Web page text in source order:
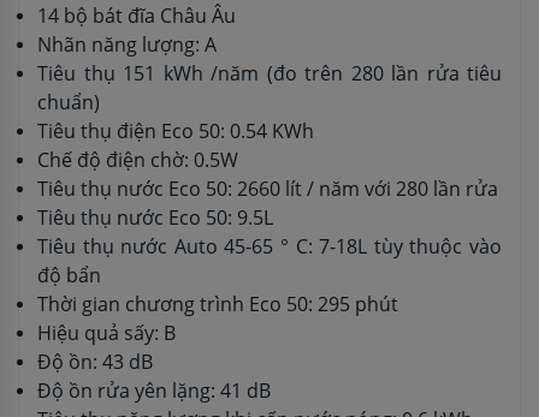
14 bộ bát đĩa Châu Âu
Nhãn năng lượng: A
Tiêu thụ 151 kWh /năm (đo trên 280 lần rửa tiêu
chuẩn)
Tiêu thụ điện Eco 50: 0.54 KWh
Chế độ điện chờ: 0.5W
Tiêu thụ nước Eco 50: 2660 lít / năm với 280 lần rửa
Tiêu thụ nước Eco 50: 9.5L
Tiêu thụ nước Auto 45-65 ° C: 7-18L tùy thuộc vào
độ bẩn
Thời gian chương trình Eco 50: 295 phút
Hiệu quả sấy: B
Độ ồn: 43 dB
Độ ồn rửa yên lặng: 41 dB